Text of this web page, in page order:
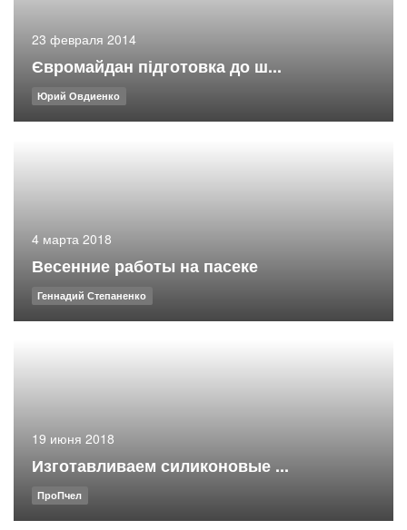
23 февраля 2014
Євромайдан підготовка до ш...
Юрий Овдиенко
4 марта 2018
Весенние работы на пасеке
Геннадий Степаненко
19 июня 2018
Изготавливаем силиконовые ...
ПроПчел